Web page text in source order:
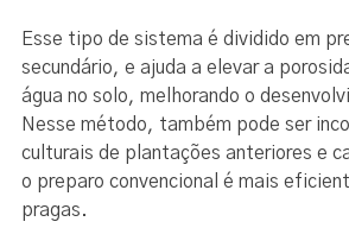
Esse tipo de sistema é dividido em
secundário, e ajuda a elevar a
água no solo, melhorando o
Nesse método, também pode ser
culturais de plantações anteriores e
o preparo convencional é mais
pragas.